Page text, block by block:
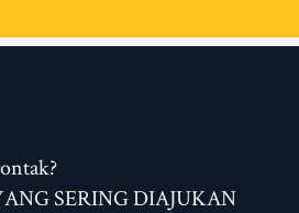
SERING DIAJUKAN